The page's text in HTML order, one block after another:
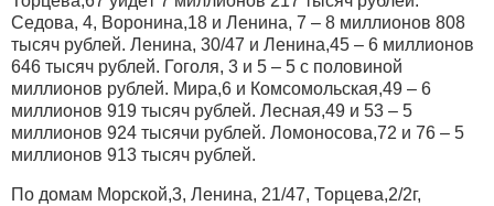
Седова, 4, Воронина,18 и Ленина, 7 – 8 миллионов 808
тысяч рублей. Ленина, 30/47 и Ленина,45 – 6 миллионов
646 тысяч рублей. Гоголя, 3 и 5 – 5 с половиной
миллионов рублей. Мира,6 и Комсомольская,49 – 6
миллионов 919 тысяч рублей. Лесная,49 и 53 – 5
миллионов 924 тысячи рублей. Ломоносова,72 и 76 – 5
миллионов 913 тысяч рублей.
По домам Морской,3, Ленина, 21/47, Торцева,2/2г,